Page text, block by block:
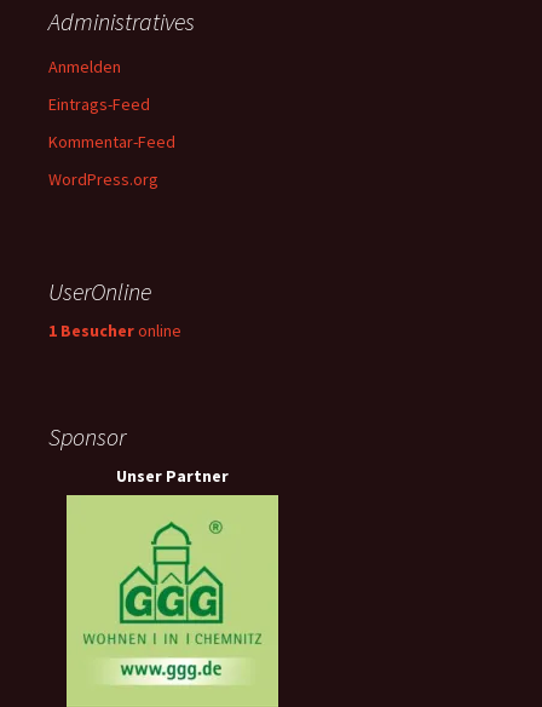
Administratives
Anmelden
Eintrags-Feed
Kommentar-Feed
WordPress.org
UserOnline
1 Besucheronline
Sponsor
Unser Partner